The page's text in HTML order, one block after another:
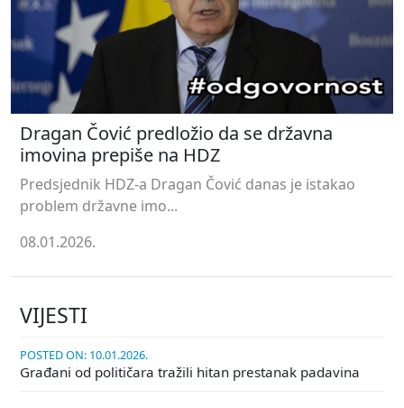
Dragan Čović predložio da se državna
imovina prepiše na HDZ
Predsjednik HDZ-a Dragan Čović danas je istakao
problem državne imo...
08.01.2026.
VIJESTI
POSTED ON: 10.01.2026.
Građani od političara tražili hitan prestanak padavina